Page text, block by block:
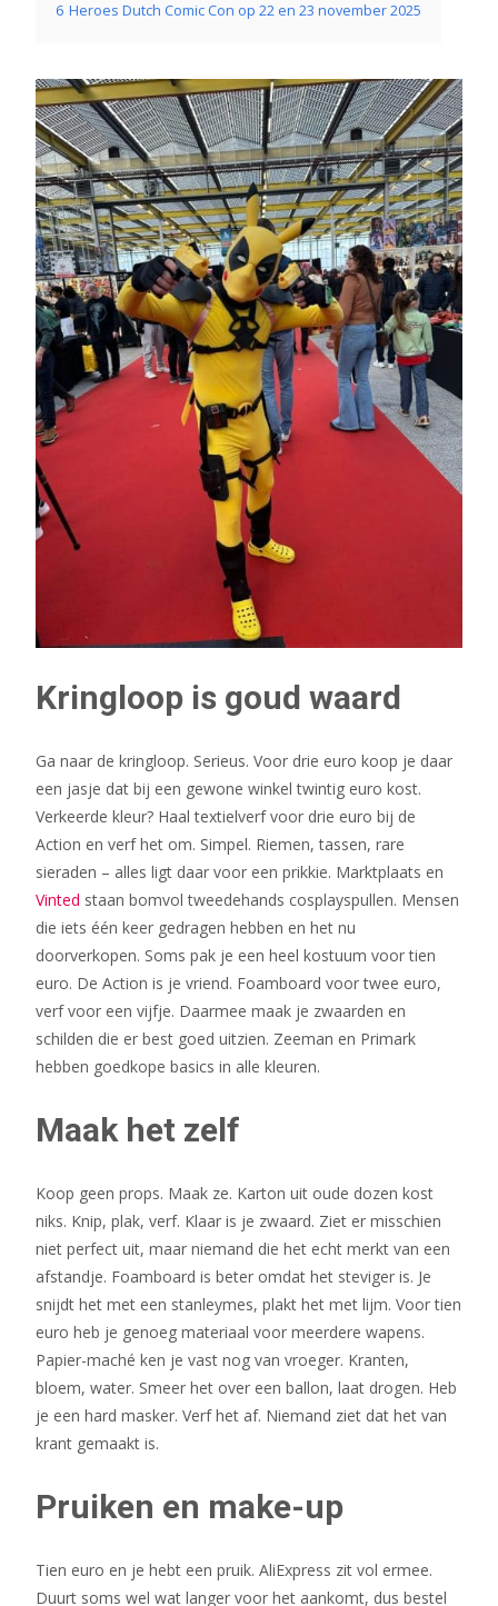
6 Heroes Dutch Comic Con op 22 en 23 november 2025
Kringloop is goud waard
Ga naar de kringloop. Serieus. Voor drie euro koop je daar
een jasje dat bij een gewone winkel twintig euro kost.
Verkeerde kleur? Haal textielverf voor drie euro bij de
Action en verf het om. Simpel. Riemen, tassen, rare
sieraden – alles ligt daar voor een prikkie. Marktplaats en
Vinted staan bomvol tweedehands cosplayspullen. Mensen
die iets één keer gedragen hebben en het nu
doorverkopen. Soms pak je een heel kostuum voor tien
euro. De Action is je vriend. Foamboard voor twee euro,
verf voor een vijfje. Daarmee maak je zwaarden en
schilden die er best goed uitzien. Zeeman en Primark
hebben goedkope basics in alle kleuren.
Maak het zelf
Koop geen props. Maak ze. Karton uit oude dozen kost
niks. Knip, plak, verf. Klaar is je zwaard. Ziet er misschien
niet perfect uit, maar niemand die het echt merkt van een
afstandje. Foamboard is beter omdat het steviger is. Je
snijdt het met een stanleymes, plakt het met lijm. Voor tien
euro heb je genoeg materiaal voor meerdere wapens.
Papier-maché ken je vast nog van vroeger. Kranten,
bloem, water. Smeer het over een ballon, laat drogen. Heb
je een hard masker. Verf het af. Niemand ziet dat het van
krant gemaakt is.
Pruiken en make-up
Tien euro en je hebt een pruik. AliExpress zit vol ermee.
Duurt soms wel wat langer voor het aankomt, dus bestel